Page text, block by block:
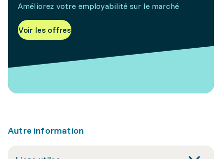
Améliorez votre employabilité sur le marché
Voir les offres
Autre information